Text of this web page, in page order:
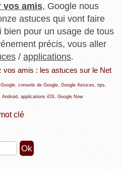
vos amis, Google nous
astuces qui vont faire
bien pour un usage de tous
précis, vous aller
/ applications.
vos amis : les astuces sur le Net
, conseils de Google, Google Astuces, tips,
Android applications iOS, Google Now
clé